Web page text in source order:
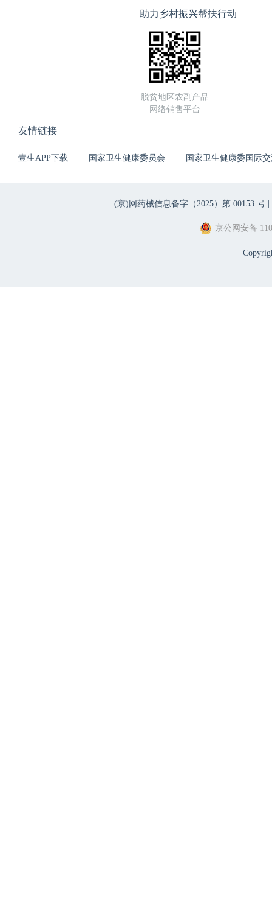
助力乡村振兴帮扶行动
脱贫地区农副产品
网络销售平台
友情链接
壹生APP下载 国家卫生健康委员会 国家卫生健康委国际
(京)网药械信息备字（2025）第 00153 号 |
京公网安备